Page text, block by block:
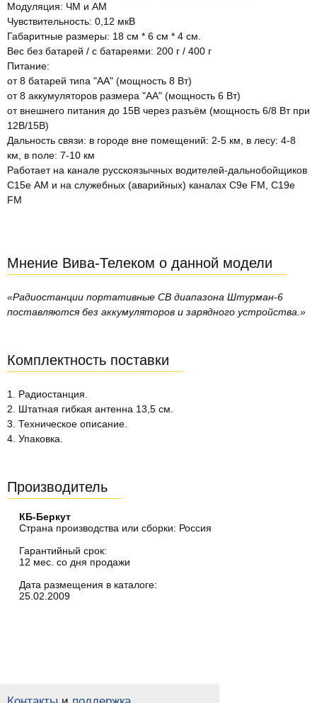
Модуляция: ЧМ и АМ
Чувствительность: 0,12 мкВ
Габаритные размеры: 18 см * 6 см * 4 см.
Вес без батарей / с батареями: 200 г / 400 г
Питание:
от 8 батарей типа "АА" (мощность 8 Вт)
от 8 аккумуляторов размера "АА" (мощность 6 Вт)
от внешнего питания до 15В через разъём (мощность 6/8 Вт при
12В/15В)
Дальность связи: в городе вне помещений: 2-5 км, в лесу: 4-8
км, в поле: 7-10 км
Работает на канале русскоязычных водителей-дальнобойщиков
С15е АМ и на служебных (аварийных) каналах С9е FM, C19e
FM
Мнение Вива-Телеком о данной модели
«Радиостанции портативные CB диапазона Штурман-6
поставляются без аккумуляторов и зарядного устройства.»
Комплектность поставки
1. Радиостанция.
2. Штатная гибкая антенна 13,5 см.
3. Техническое описание.
4. Упаковка.
Производитель
КБ-Беркут
Страна производства или сборки: Россия
Гарантийный срок:
12 мес. со дня продажи
Дата размещения в каталоге:
25.02.2009